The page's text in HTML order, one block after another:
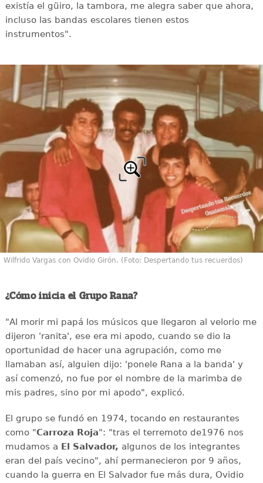
existía el güiro, la tambora, me alegra saber que ahora,
incluso las bandas escolares tienen estos
instrumentos".
Wilfrido Vargas con Ovidio Girón. (Foto: Despertando tus recuerdos)
¿Cómo inicia el Grupo Rana?
"Al morir mi papá los músicos que llegaron al velorio me
dijeron 'ranita', ese era mi apodo, cuando se dio la
oportunidad de hacer una agrupación, como me
llamaban así, alguien dijo: 'ponele Rana a la banda' y
así comenzó, no fue por el nombre de la marimba de
mis padres, sino por mi apodo", explicó.
El grupo se fundó en 1974, tocando en restaurantes
como "Carroza Roja": "tras el terremoto de1976 nos
mudamos a El Salvador, algunos de los integrantes
eran del país vecino", ahí permanecieron por 9 años,
cuando la guerra en El Salvador fue más dura, Ovidio